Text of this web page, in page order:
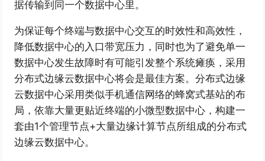
据传输到同一个数据中心里。
为保证每个终端与数据中心交互的时效性和高效性，
降低数据中心的入口带宽压力，同时也为了避免单一
数据中心发生故障时有可能引发整个系统瘫痪，采用
分布式边缘云数据中心将会是最佳方案。分布式边缘
云数据中心采用类似手机通信网络的蜂窝式基站的布
局，依靠大量更贴近终端的小微型数据中心，构建一
套由1个管理节点+大量边缘计算节点所组成的分布式
边缘云数据中心。